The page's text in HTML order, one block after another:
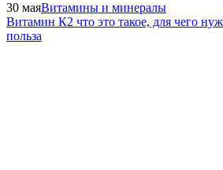
30 маяВитамины и минералы
Витамин К2 что это такое, для чего
польза